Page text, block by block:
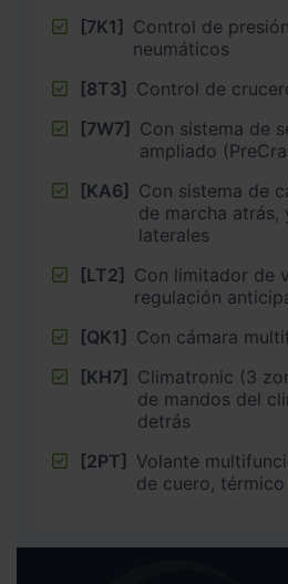
[7K1] Control de
neumáticos
[8T3] Control de
[7W7] Con sistema de
ampliado
[KA6] Con sistema de
de marcha atrás,
laterales
[LT2] Con limitador de
regulación
[QK1] Con cámara
[KH7] Climatronic (3
de mandos del
detrás
[2PT] Volante
de cuero,